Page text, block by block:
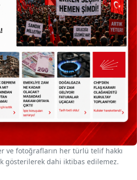
ve fotoğrafların her türlü telif hakkı
gösterilerek dahi iktibas edilemez.